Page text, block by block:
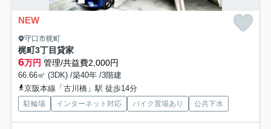
NEW
守口市梶町
梶町3丁目貸家
6万円 管理/共益費2,000円
66.66㎡ (3DK) /築40年 /3階建
京阪本線「古川橋」駅 徒歩14分
駐輪場 インターネット対応 バイク置場あり 公共下水